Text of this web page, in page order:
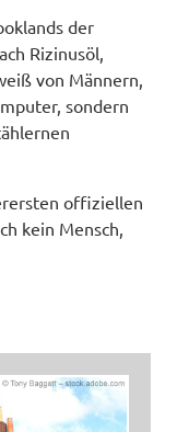
der
Rizinusöl,
von Männern,
sondern
offiziellen
kein Mensch,